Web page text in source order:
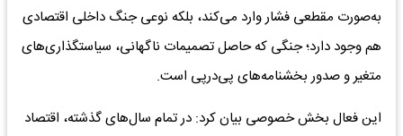
به‌صورت مقطعی فشار وارد می‌کند، بلکه نوعی جنگ داخلی اقتصادی
هم وجود دارد؛ جنگی که حاصل تصمیمات ناگهانی، سیاستگذاری‌های
متغیر و صدور بخشنامه‌های پی‌درپی است.
این فعال بخش خصوصی بیان کرد: در تمام سال‌های گذشته، اقتصاد